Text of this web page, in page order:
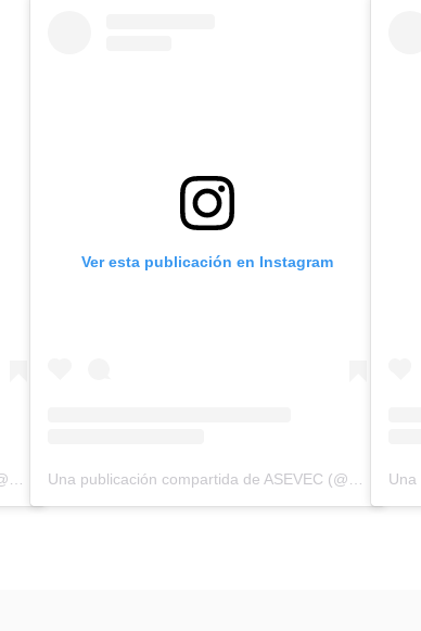
Ver esta publicación en Instagram